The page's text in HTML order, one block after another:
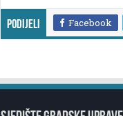
Podijeli Facebook